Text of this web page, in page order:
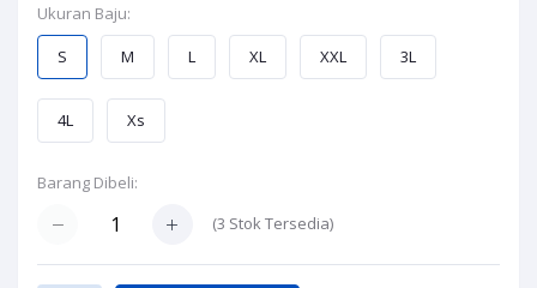
Ukuran Baju:
S
M L XL XXL 3L
4L Xs
Barang Dibeli:
(3 Stok Tersedia)